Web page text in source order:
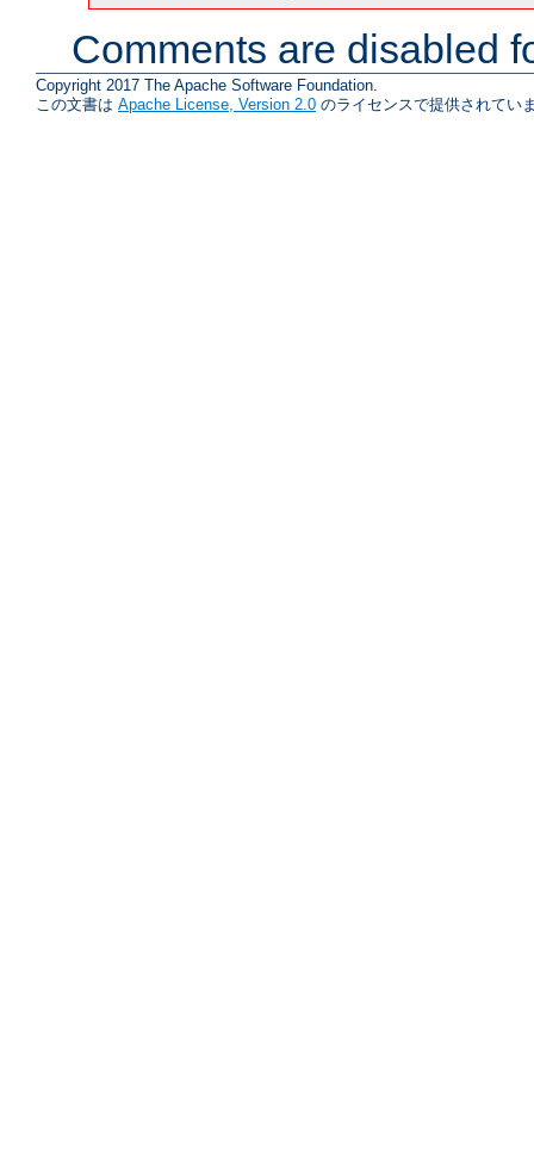
Comments are disabled
Copyright 2017 The Apache Software Foundation.
この文書は Apache License, Version 2.0 のライセンスで提供されてい